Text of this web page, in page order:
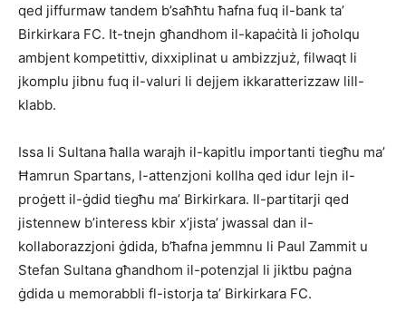
qed jiffurmaw tandem b’saħħtu ħafna fuq il-bank ta’
Birkirkara FC. It-tnejn għandhom il-kapaċità li joħolqu
ambjent kompetittiv, dixxiplinat u ambizzjuż, filwaqt li
jkomplu jibnu fuq il-valuri li dejjem ikkaratterizzaw lill-
klabb.
Issa li Sultana ħalla warajh il-kapitlu importanti tiegħu ma’
Ħamrun Spartans, l-attenzjoni kollha qed idur lejn il-
proġett il-ġdid tiegħu ma’ Birkirkara. Il-partitarji qed
jistennew b’interess kbir x’jista’ jwassal dan il-
kollaborazzjoni ġdida, b’ħafna jemmnu li Paul Zammit u
Stefan Sultana għandhom il-potenzjal li jiktbu paġna
ġdida u memorabbli fl-istorja ta’ Birkirkara FC.